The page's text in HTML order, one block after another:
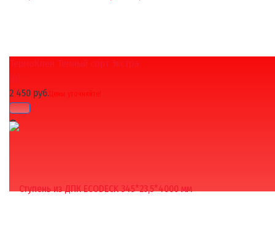
избранное сравнить
ТермоКлён Темный сорт Экстра
(0)
2 450 руб.Цены уточняйте!